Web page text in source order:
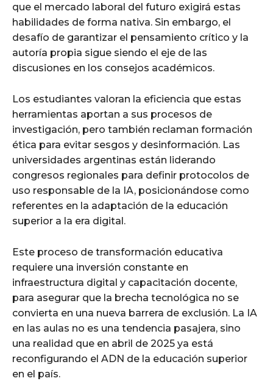
que el mercado laboral del futuro exigirá estas
habilidades de forma nativa. Sin embargo, el
desafío de garantizar el pensamiento crítico y la
autoría propia sigue siendo el eje de las
discusiones en los consejos académicos.
Los estudiantes valoran la eficiencia que estas
herramientas aportan a sus procesos de
investigación, pero también reclaman formación
ética para evitar sesgos y desinformación. Las
universidades argentinas están liderando
congresos regionales para definir protocolos de
uso responsable de la IA, posicionándose como
referentes en la adaptación de la educación
superior a la era digital.
Este proceso de transformación educativa
requiere una inversión constante en
infraestructura digital y capacitación docente,
para asegurar que la brecha tecnológica no se
convierta en una nueva barrera de exclusión. La IA
en las aulas no es una tendencia pasajera, sino
una realidad que en abril de 2025 ya está
reconfigurando el ADN de la educación superior
en el país.